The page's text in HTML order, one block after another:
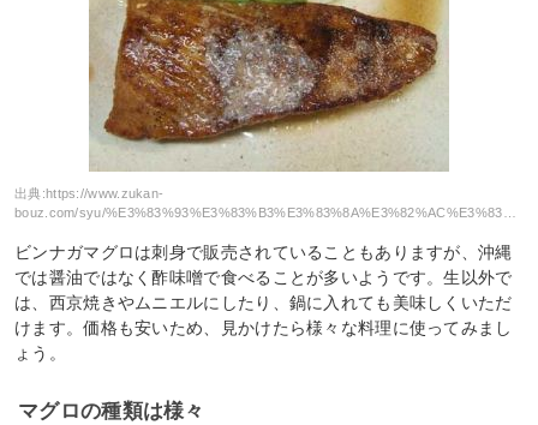
出典:https://www.zukan-
bouz.com/syu/%E3%83%93%E3%83%B3%E3%83%8A%E3%82%AC%E3%83%9E%E3%82%B0%E3%83%AD#
ビンナガマグロは刺身で販売されていることもありますが、沖縄
では醤油ではなく酢味噌で食べることが多いようです。生以外で
は、西京焼きやムニエルにしたり、鍋に入れても美味しくいただ
けます。価格も安いため、見かけたら様々な料理に使ってみまし
ょう。
マグロの種類は様々